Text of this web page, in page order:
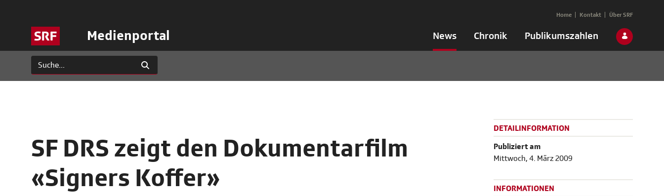
Medienportal News Chronik Publikumszahlen
Home Kontakt Über SRF
SF DRS zeigt den Dokumentarfilm
«Signers Koffer»
DETAILINFORMATION
Publiziert am
Mittwoch, 4. März 2009
INFORMATIONEN